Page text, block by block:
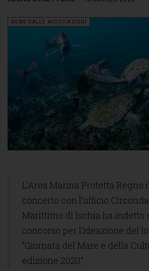
NEWS DALLE ASSOCIAZIONI
L’Area Marina Protetta Regno
concerto con l’ufficio
Marittimo di Ischia ha indetto
concorso per l’ideazione del
“Giornata del Mare e della
edizione 2020”.